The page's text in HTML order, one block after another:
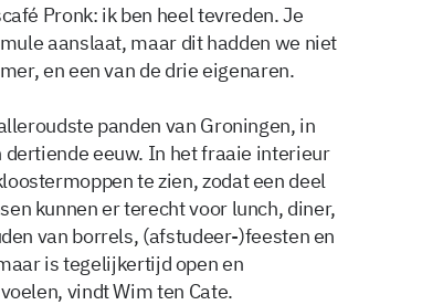
Pronk: ik ben heel tevreden. Je
aanslaat, maar dit hadden we niet
en een van de drie eigenaren.
panden van Groningen, in
eeuw. In het fraaie interieur
te zien, zodat een deel
kunnen er terecht voor lunch, diner,
van borrels, (afstudeer-)feesten en
is tegelijkertijd open en
vindt Wim ten Cate.